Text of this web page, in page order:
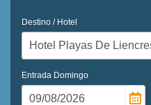
Destino / Hotel
Entrada Domingo